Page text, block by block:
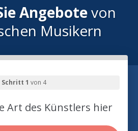
Angebotevon
Musikern
Schritt 1 von 4
Art des Künstlers hier